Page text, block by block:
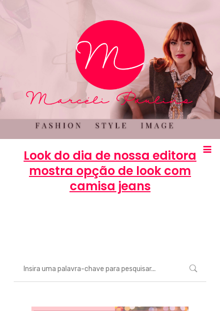
Look do dia de nossa editora
mostra opção de look com
camisa jeans